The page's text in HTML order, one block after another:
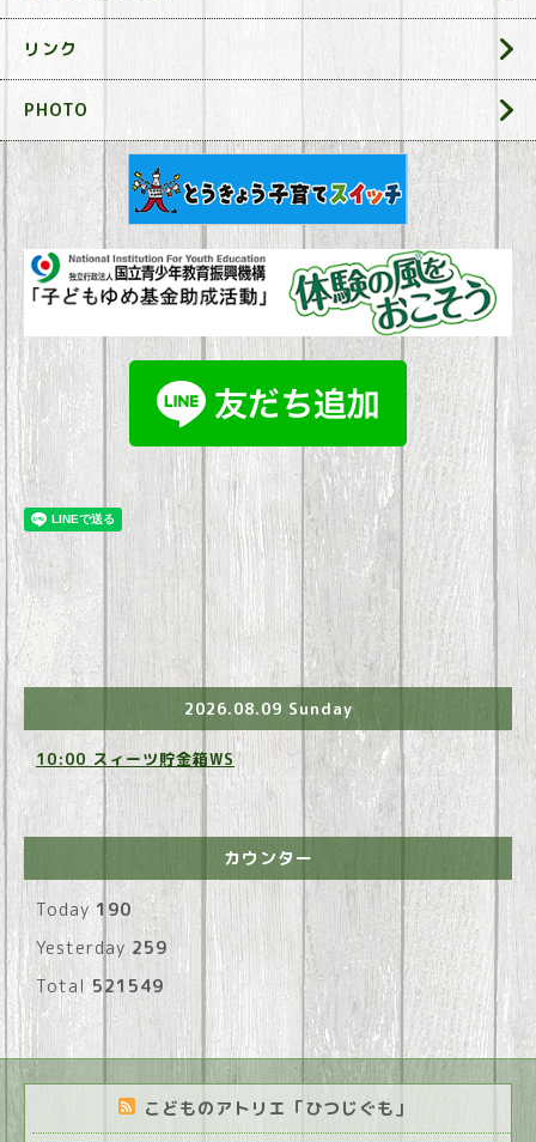
リンク
PHOTO
2026.08.09 Sunday
10:00 スィーツ貯金箱WS
カウンター
Today 190
Yesterday 259
Total521549
こどものアトリエ「ひつじぐも」